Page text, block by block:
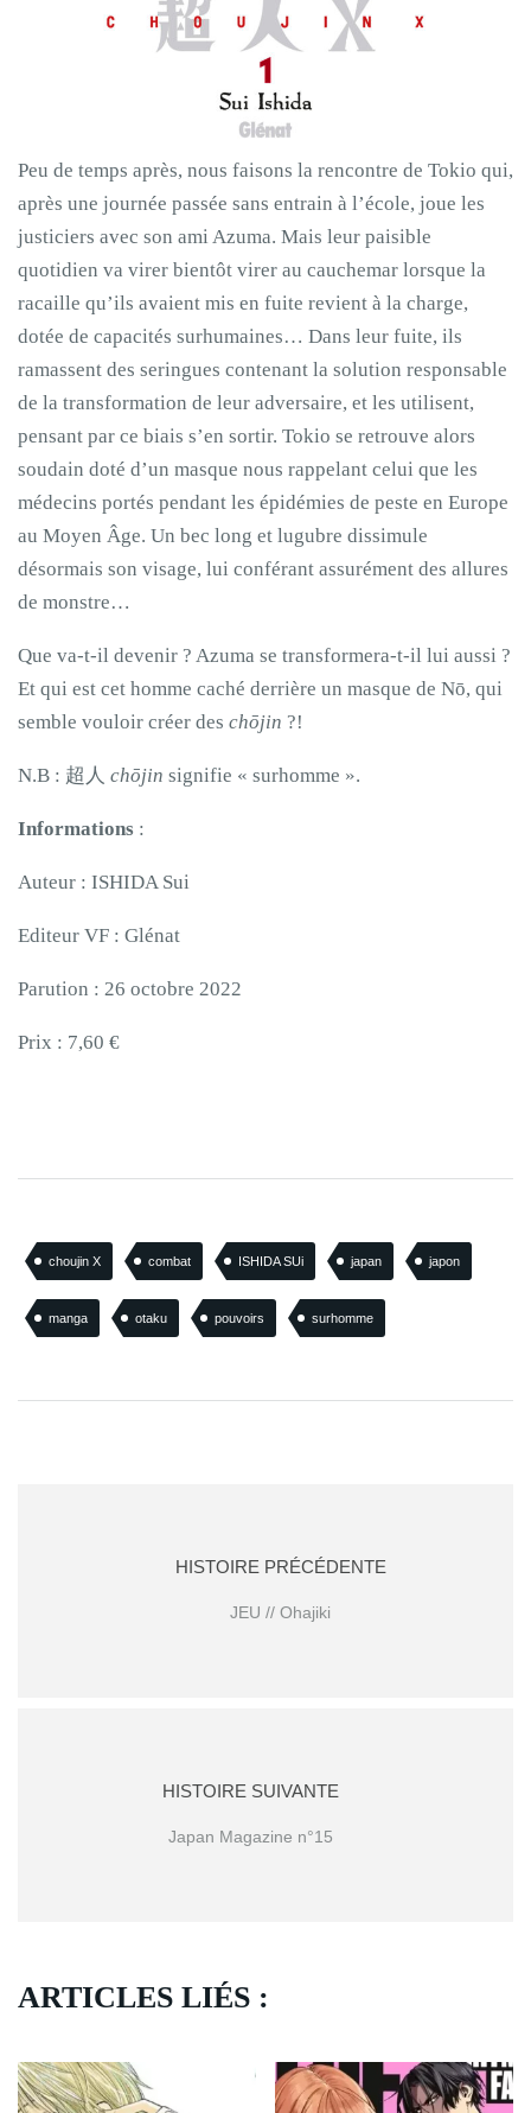
Peu de temps après, nous faisons la rencontre de Tokio qui,
après une journée passée sans entrain à l’école, joue les
justiciers avec son ami Azuma. Mais leur paisible
quotidien va virer bientôt virer au cauchemar lorsque la
racaille qu’ils avaient mis en fuite revient à la charge,
dotée de capacités surhumaines… Dans leur fuite, ils
ramassent des seringues contenant la solution responsable
de la transformation de leur adversaire, et les utilisent,
pensant par ce biais s’en sortir. Tokio se retrouve alors
soudain doté d’un masque nous rappelant celui que les
médecins portés pendant les épidémies de peste en Europe
au Moyen Âge. Un bec long et lugubre dissimule
désormais son visage, lui conférant assurément des allures
de monstre…
Que va-t-il devenir ? Azuma se transformera-t-il lui aussi ?
Et qui est cet homme caché derrière un masque de Nō, qui
semble vouloir créer des chōjin ?!
N.B : 超人 chōjin signifie « surhomme ».
Informations :
Auteur : ISHIDA Sui
Editeur VF : Glénat
Parution : 26 octobre 2022
Prix : 7,60 €
choujin X combat ISHIDA SUi japan japon
manga otaku pouvoirs surhomme
HISTOIRE PRÉCÉDENTE
JEU // Ohajiki
HISTOIRE SUIVANTE
Japan Magazine n°15
ARTICLES LIÉS :